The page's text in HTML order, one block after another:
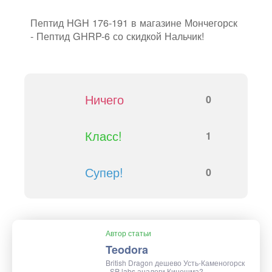
Пептид HGH 176-191 в магазине Мончегорск
- Пептид GHRP-6 со скидкой Нальчик!
Ничего 0
Класс! 1
Супер! 0
Автор статьи
Teodora
British Dragon дешево Усть-Каменогорск